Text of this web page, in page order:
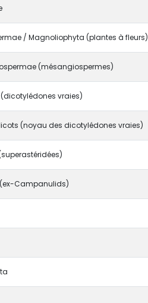
/ Magnoliophyta (plantes à fleurs)
(mésangiospermes)
vraies)
(noyau des dicotylédones vraies)
(ex-Campanulids)